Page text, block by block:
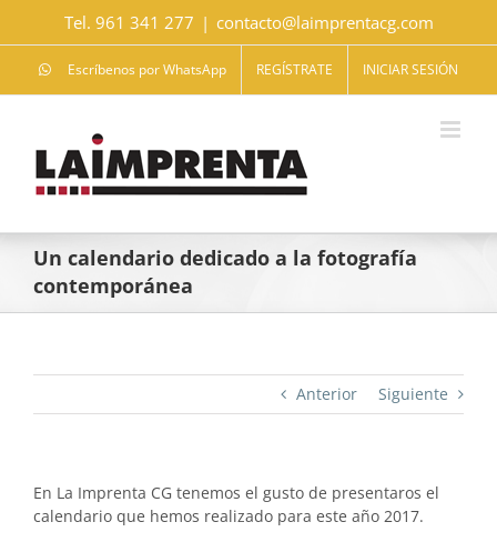
Tel. 961 341 277 | contacto@laimprentacg.com
Escríbenos por WhatsApp REGÍSTRATE INICIAR SESIÓN
Un calendario dedicado a la fotografía
contemporánea
Anterior Siguiente
En La Imprenta CG tenemos el gusto de presentaros el
calendario que hemos realizado para este año 2017.